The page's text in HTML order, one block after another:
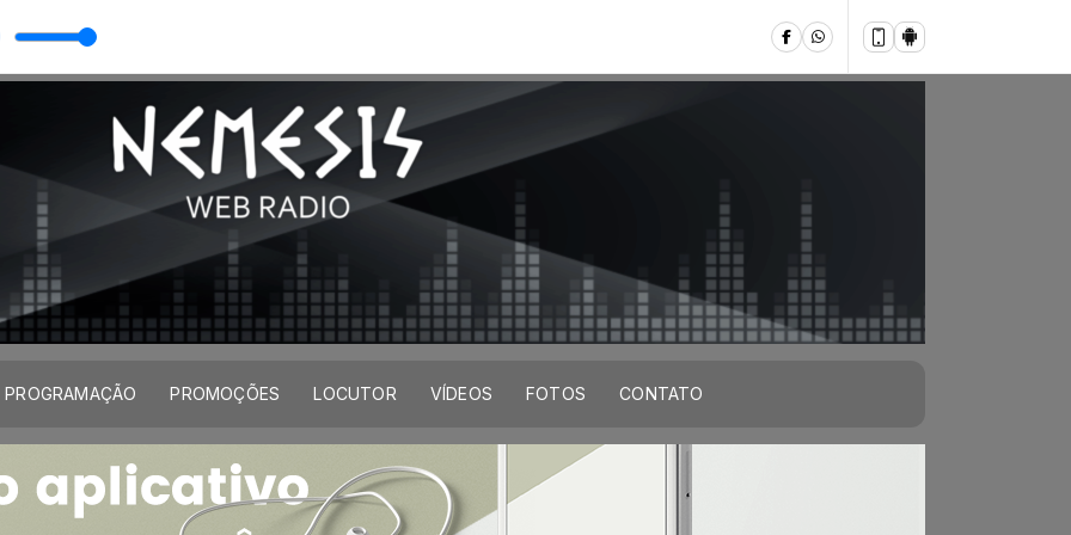
PROGRAMAÇÃO PROMOÇÕES LOCUTOR VÍDEOS FOTOS CONTATO